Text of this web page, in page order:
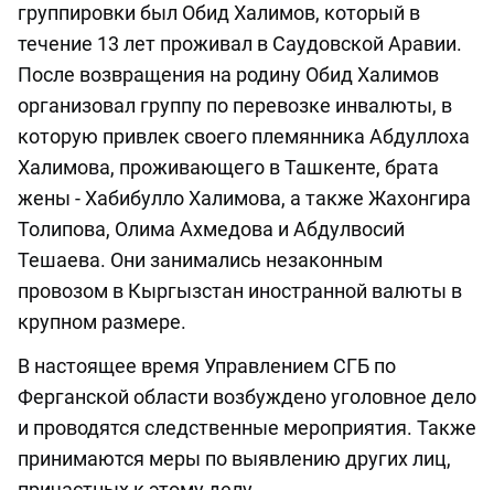
группировки был Обид Халимов, который в
течение 13 лет проживал в Саудовской Аравии.
После возвращения на родину Обид Халимов
организовал группу по перевозке инвалюты, в
которую привлек своего племянника Абдуллоха
Халимова, проживающего в Ташкенте, брата
жены - Хабибулло Халимова, а также Жахонгира
Толипова, Олима Ахмедова и Абдулвосий
Тешаева. Они занимались незаконным
провозом в Кыргызстан иностранной валюты в
крупном размере.
В настоящее время Управлением СГБ по
Ферганской области возбуждено уголовное дело
и проводятся следственные мероприятия. Также
принимаются меры по выявлению других лиц,